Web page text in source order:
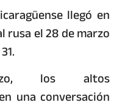
llegó en
el 28 de marzo
los altos
una conversación